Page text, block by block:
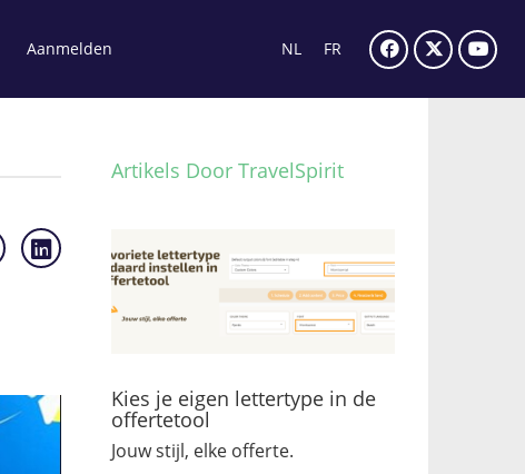
Aanmelden NL FR
Artikels Door TravelSpirit
Kies je eigen lettertype in de
offertetool
Jouw stijl, elke offerte.